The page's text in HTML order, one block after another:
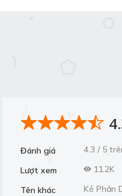
Đánh giá
4.3 / 5
Lượt xem
11.2K
Tên khác
Kẻ Phản